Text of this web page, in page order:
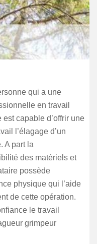
qui a une
en travail
est capable d’offrir une
l’élagage d’un
A part la
des matériels et
possède
physique qui l’aide
de cette opération.
le travail
grimpeur